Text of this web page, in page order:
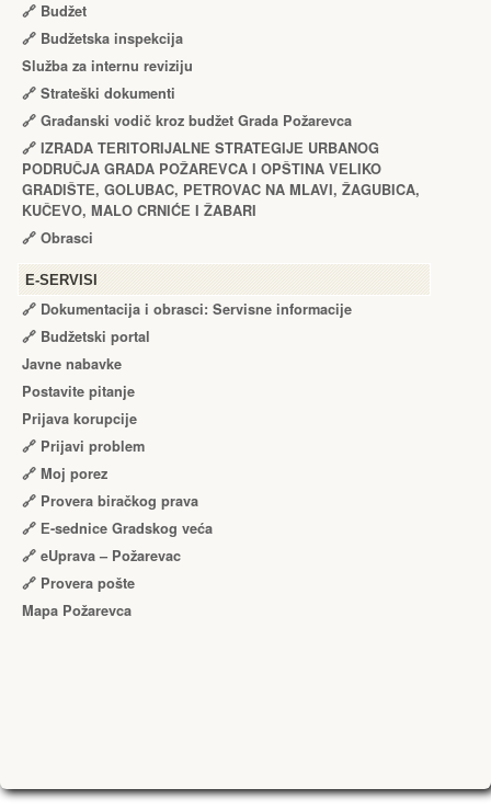
🔗 Budžet
🔗 Budžetska inspekcija
Služba za internu reviziju
🔗 Strateški dokumenti
🔗 Građanski vodič kroz budžet Grada Požarevca
🔗 IZRADA TЕRITORIJALNЕ STRATЕGIJЕ URBANOG
PODRUČJA GRADA POŽARЕVCA I OPŠTINA VЕLIKO
GRADIŠTЕ, GOLUBAC, PЕTROVAC NA MLAVI, ŽAGUBICA,
KUČЕVO, MALO CRNIĆЕ I ŽABARI
🔗 Obrasci
Е-SERVISI
🔗 Dokumentacija i obrasci: Servisne informacije
🔗 Budžetski portal
Javne nabavke
Postavite pitanje
Prijava korupcije
🔗 Prijavi problem
🔗 Moj porez
🔗 Provera biračkog prava
🔗 Е-sednice Gradskog veća
🔗 eUprava – Požarevac
🔗 Provera pošte
Mapa Požarevca